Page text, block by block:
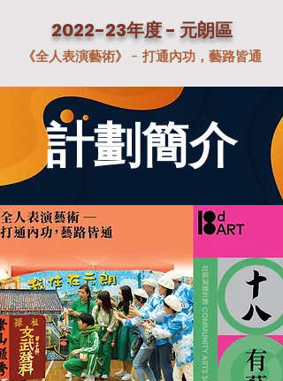
2022-23年度 - 元朗區
《全人表演藝術》 - 打通內功，藝路皆通
計劃簡介